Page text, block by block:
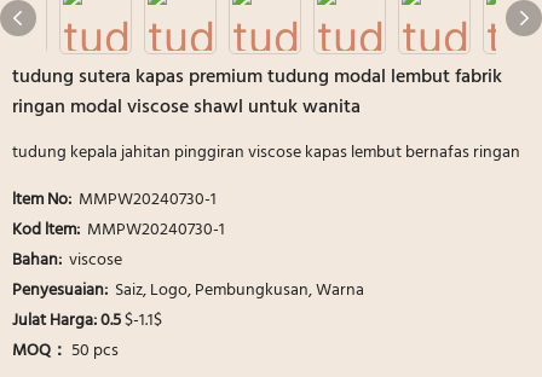
tudung sutera kapas premium tudung modal lembut fabrik
ringan modal viscose shawl untuk wanita
tudung kepala jahitan pinggiran viscose kapas lembut bernafas ringan
ltem No: MMPW20240730-1
Kod ltem: MMPW20240730-1
Bahan: viscose
Penyesuaian: Saiz, Logo, Pembungkusan, Warna
Julat Harga: 0.5$-1.1$
MOQ： 50 pcs